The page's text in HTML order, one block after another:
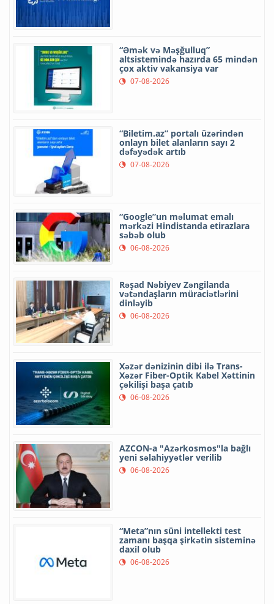
“Əmək və Məşğulluq”
altsistemində hazırda 65 mindən
çox aktiv vakansiya var
07-08-2026
“Biletim.az” portalı üzərindən
onlayn bilet alanların sayı 2
dəfəyədək artıb
07-08-2026
“Google”un məlumat emalı
mərkəzi Hindistanda etirazlara
səbəb olub
06-08-2026
Rəşad Nəbiyev Zəngilanda
vətəndaşların müraciətlərini
dinləyib
06-08-2026
Xəzər dənizinin dibi ilə Trans-
Xəzər Fiber-Optik Kabel Xəttinin
çəkilişi başa çatıb
06-08-2026
AZCON-a "Azərkosmos"la bağlı
yeni səlahiyyətlər verilib
06-08-2026
“Meta”nın süni intellekti test
zamanı başqa şirkətin sisteminə
daxil olub
06-08-2026